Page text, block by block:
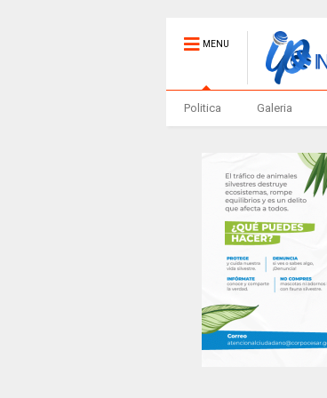
MENU
Politica Galeria